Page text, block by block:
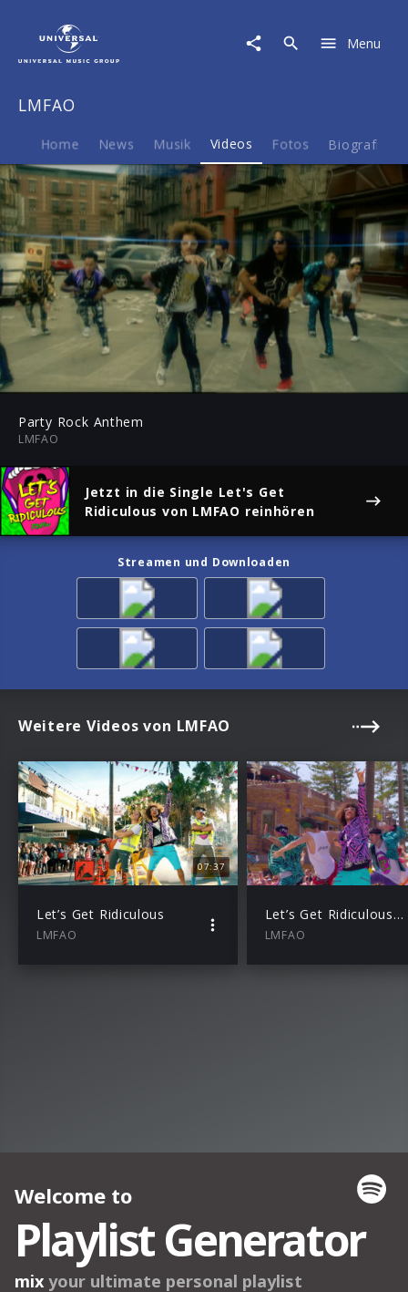
Rock
Menu
LMFAO
Home News Musik Videos Fotos Biografie
Play
-06:03
Mute
Play
Party Rock Anthem
LMFAO
Jetzt in die Single Let's Get
Ridiculous von LMFAO reinhören
Streamen und Downloaden
Weitere Videos von LMFAO
07:37
Let’s Get Ridiculous
LMFAO
Let’s Get Ridiculous (Teaser)
LMFAO